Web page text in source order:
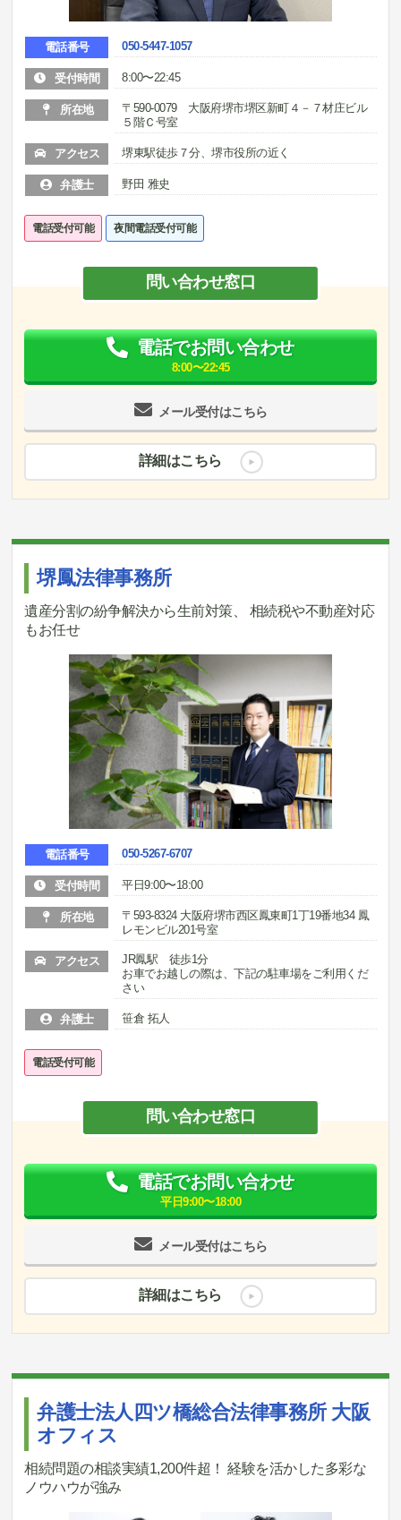
電話番号 050-5447-1057
受付時間 8:00〜22:45
所在地
〒590-0079 大阪府堺市堺区新町４－７材庄ビル
５階Ｃ号室
アクセス 堺東駅徒歩７分、堺市役所の近く
弁護士 野田 雅史
電話受付可能 夜間電話受付可能
問い合わせ窓口
メール受付はこちら
電話でお問い合わせ
8:00〜22:45
詳細はこちら
堺鳳法律事務所
遺産分割の紛争解決から生前対策、 相続税や不動産対応
もお任せ
電話番号 050-5267-6707
受付時間 平日9:00〜18:00
所在地
〒593-8324 大阪府堺市西区鳳東町1丁19番地34 鳳
レモンビル201号室
アクセス
JR鳳駅 徒歩1分
お車でお越しの際は、下記の駐車場をご利用くだ
さい
弁護士 笹倉 拓人
電話受付可能
問い合わせ窓口
メール受付はこちら
電話でお問い合わせ
平日9:00〜18:00
詳細はこちら
弁護士法人四ツ橋総合法律事務所 大阪
オフィス
相続問題の相談実績1,200件超！ 経験を活かした多彩な
ノウハウが強み